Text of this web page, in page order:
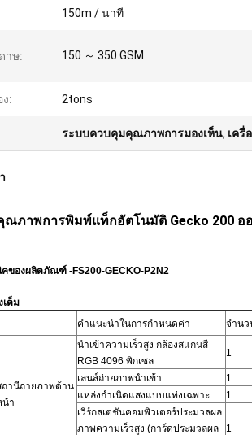
150m / นาที
าษ: 150 ～ 350 GSM
: 2tons
ระบบควบคุมคุณภาพการมองเห็น, เครื่
ณภาพการพิมพ์แท็กอัตโนมัติ Gecko 200 อ
ของผลิตภัณฑ์ -FS200-GECKO-P2N2
เต็ม
คำแนะนำในการกำหนดค่า จำนว
ถานีถ่ายภาพด้าน
น้า
นำเข้าความเร็วสูง กล้องสแกนสี
RGB 4096 พิกเซล
1
เลนส์ถ่ายภาพนำเข้า 1
แหล่งกำเนิดแสงแบบแท่งเฉพาะ . 1
เวิร์กสเตชันคอมพิวเตอร์ประมวลผล
ภาพความเร็วสูง (การ์ดประมวลผล
1